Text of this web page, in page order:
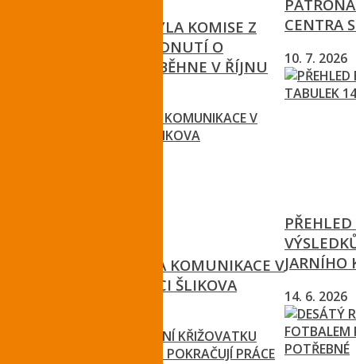
V ČESKÉM RÁJI BYLA KOMISE Z
UNESCO, ROZHODNUTÍ O
REVALIDACI PROBĚHNE V ŘÍJNU
PROBÍHÁ OPRAVA KOMUNIKACE V
TURNOVSKÉ ULICI ŠLIKOVA
CENTRA
10. 7. 2026
JARNÍHO
14. 6. 2026